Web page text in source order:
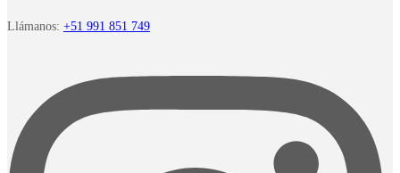
Llámanos: +51 991 851 749